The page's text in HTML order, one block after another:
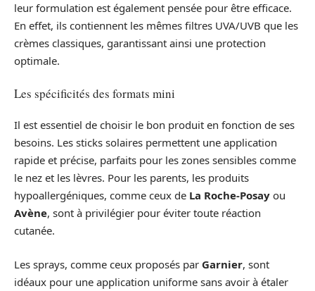
leur formulation est également pensée pour être efficace.
En effet, ils contiennent les mêmes filtres UVA/UVB que les
crèmes classiques, garantissant ainsi une protection
optimale.
Les spécificités des formats mini
Il est essentiel de choisir le bon produit en fonction de ses
besoins. Les sticks solaires permettent une application
rapide et précise, parfaits pour les zones sensibles comme
le nez et les lèvres. Pour les parents, les produits
hypoallergéniques, comme ceux de La Roche-Posay ou
Avène, sont à privilégier pour éviter toute réaction
cutanée.
Les sprays, comme ceux proposés par Garnier, sont
idéaux pour une application uniforme sans avoir à étaler